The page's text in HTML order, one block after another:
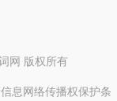
网 版权所有
息网络传播权保护条